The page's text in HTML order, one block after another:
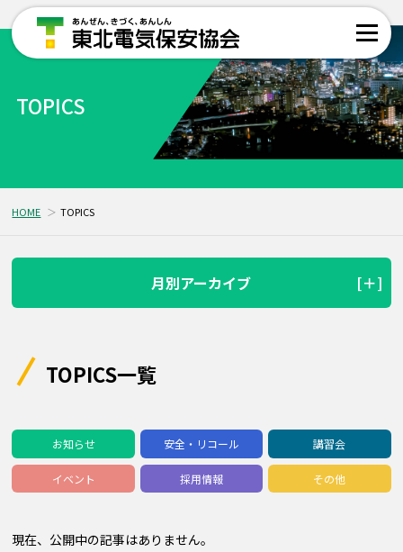
TOPICS
HOME TOPICS
月別アーカイブ
TOPICS一覧
お知らせ 安全・リコール 講習会
イベント 採用情報 その他
現在、公開中の記事はありません。